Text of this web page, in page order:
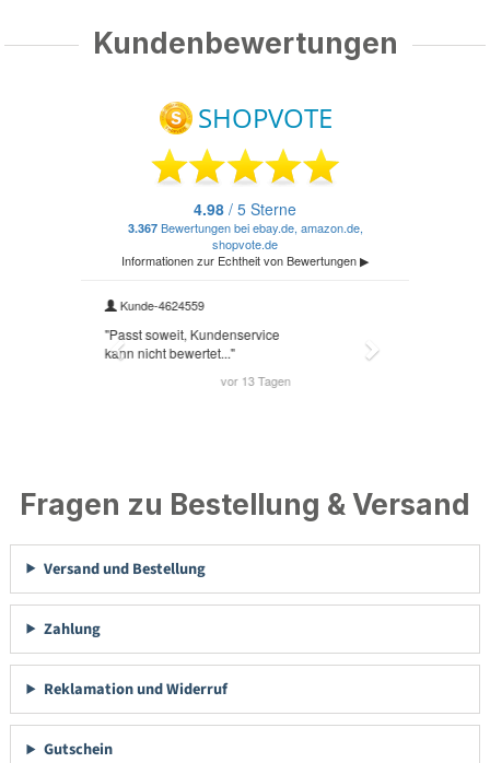
Kundenbewertungen
Fragen zu Bestellung & Versand
Versand und Bestellung
Zahlung
Reklamation und Widerruf
Gutschein